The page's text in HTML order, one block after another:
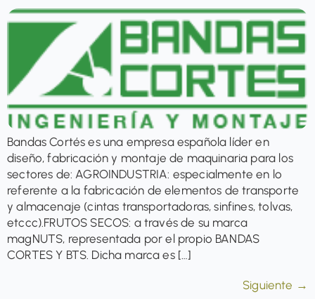
Bandas Cortés es una empresa española líder en
diseño, fabricación y montaje de maquinaria para los
sectores de: AGROINDUSTRIA: especialmente en lo
referente a la fabricación de elementos de transporte
y almacenaje (cintas transportadoras, sinfines, tolvas,
etccc).FRUTOS SECOS: a través de su marca
magNUTS, representada por el propio BANDAS
CORTES Y BTS. Dicha marca es […]
Siguiente →